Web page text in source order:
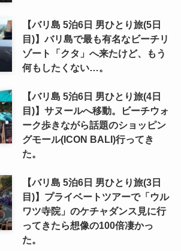
【バリ島 5泊6日 男ひとり旅(5日
目)】バリ島で最も有名なビーチリ
ゾート「クタ」へ来たけど、もう
何もしたくない…。
【バリ島 5泊6日 男ひとり旅(4日
目)】サヌールへ移動。ビーチウォ
ーク歩きながら話題のショッピン
グモール(ICON BALI)行ってき
た。
【バリ島 5泊6日 男ひとり旅(3日
目)】プライベートツアーで「ウル
ワツ寺院」のケチャダンス見に行
ってきたら想像の100倍凄かっ
た。